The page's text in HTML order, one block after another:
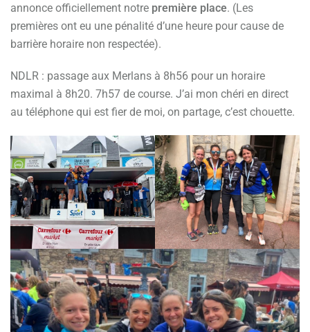
annonce officiellement notre première place. (Les
premières ont eu une pénalité d’une heure pour cause de
barrière horaire non respectée).
NDLR : passage aux Merlans à 8h56 pour un horaire
maximal à 8h20. 7h57 de course. J’ai mon chéri en direct
au téléphone qui est fier de moi, on partage, c’est chouette.